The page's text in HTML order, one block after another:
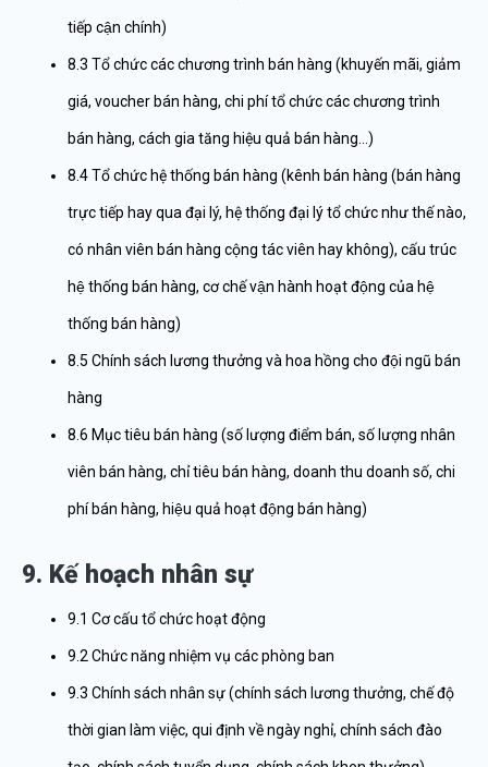
tiếp cận chính)
8.3 Tổ chức các chương trình bán hàng (khuyến mãi, giảm
giá, voucher bán hàng, chi phí tổ chức các chương trình
bán hàng, cách gia tăng hiệu quả bán hàng…)
8.4 Tổ chức hệ thống bán hàng (kênh bán hàng (bán hàng
trực tiếp hay qua đại lý, hệ thống đại lý tổ chức như thế nào,
có nhân viên bán hàng cộng tác viên hay không), cấu trúc
hệ thống bán hàng, cơ chế vận hành hoạt động của hệ
thống bán hàng)
8.5 Chính sách lương thưởng và hoa hồng cho đội ngũ bán
hàng
8.6 Mục tiêu bán hàng (số lượng điểm bán, số lượng nhân
viên bán hàng, chỉ tiêu bán hàng, doanh thu doanh số, chi
phí bán hàng, hiệu quả hoạt động bán hàng)
9. Kế hoạch nhân sự
9.1 Cơ cấu tổ chức hoạt động
9.2 Chức năng nhiệm vụ các phòng ban
9.3 Chính sách nhân sự (chính sách lương thưởng, chế độ
thời gian làm việc, qui định về ngày nghỉ, chính sách đào